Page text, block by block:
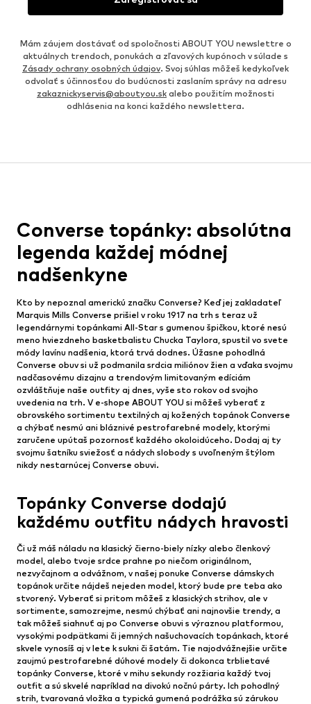
Mám záujem dostávať od spoločnosti ABOUT YOU newslettre o
aktuálnych trendoch, ponukách a zľavových kupónoch v súlade s
Zásady ochrany osobných údajov. Svoj súhlas môžeš kedykoľvek
odvolať s účinnosťou do budúcnosti zaslaním správy na adresu
zakaznickyservis@aboutyou.sk alebo použitím možnosti
odhlásenia na konci každého newslettera.
Converse topánky: absolútna
legenda každej módnej
nadšenkyne
Kto by nepoznal americkú značku Converse? Keď jej zakladateľ
Marquis Mills Converse prišiel v roku 1917 na trh s teraz už
legendárnymi topánkami All-Star s gumenou špičkou, ktoré nesú
meno hviezdneho basketbalistu Chucka Taylora, spustil vo svete
módy lavínu nadšenia, ktorá trvá dodnes. Úžasne pohodlná
Converse obuv si už podmanila srdcia miliónov žien a vďaka svojmu
nadčasovému dizajnu a trendovým limitovaným edíciám
ozvláštňuje naše outfity aj dnes, vyše sto rokov od svojho
uvedenia na trh. V e-shope ABOUT YOU si môžeš vyberať z
obrovského sortimentu textilných aj kožených topánok Converse
a chýbať nesmú ani bláznivé pestrofarebné modely, ktorými
zaručene upútaš pozornosť každého okoloidúceho. Dodaj aj ty
svojmu šatníku sviežosť a nádych slobody s uvoľneným štýlom
nikdy nestarnúcej Converse obuvi.
Topánky Converse dodajú
každému outfitu nádych hravosti
Či už máš náladu na klasický čierno-biely nízky alebo členkový
model, alebo tvoje srdce prahne po niečom originálnom,
nezvyčajnom a odvážnom, v našej ponuke Converse dámskych
topánok určite nájdeš nejeden model, ktorý bude pre teba ako
stvorený. Vyberať si pritom môžeš z klasických strihov, ale v
sortimente, samozrejme, nesmú chýbať ani najnovšie trendy, a
tak môžeš siahnuť aj po Converse obuvi s výraznou platformou,
vysokými podpätkami či jemných našuchovacích topánkach, ktoré
skvele vynosíš aj v lete k sukni či šatám. Tie najodvážnejšie určite
zaujmú pestrofarebné dúhové modely či dokonca trblietavé
topánky Converse, ktoré v mihu sekundy rozžiaria každý tvoj
outfit a sú skvelé napríklad na divokú nočnú párty. Ich pohodlný
strih, tvarovaná vložka a typická gumená podrážka sú zárukou